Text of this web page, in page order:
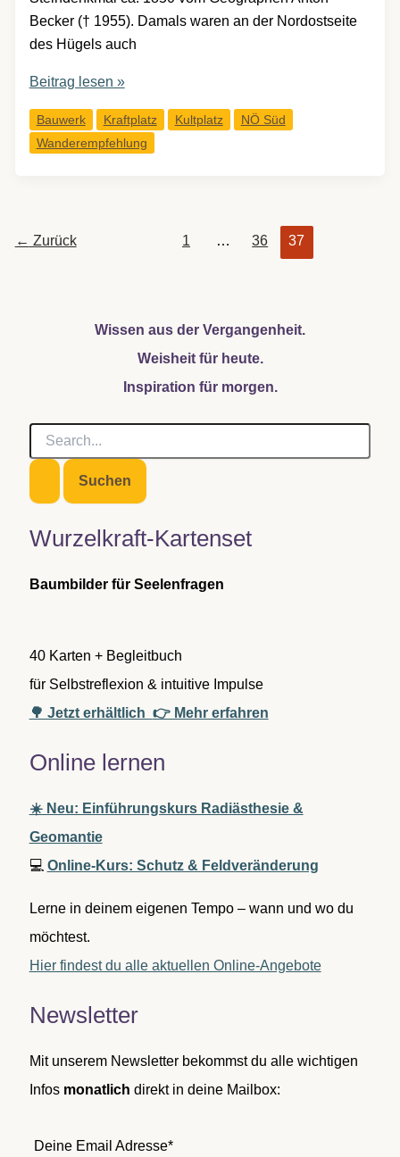
Becker († 1955). Damals waren an der Nordostseite
des Hügels auch
Das
Grab
bei
Beitrag lesen »
Bauwerk Kraftplatz Kultplatz
NÖ Süd
Wanderempfehlung
← Zurück 1 … 36 37
Wissen aus der Vergangenheit.
Weisheit für heute.
Inspiration für morgen.
S
c
e
n
h
Wurzelkraft-Kartenset
Baumbilder für Seelenfragen
40 Karten + Begleitbuch
für Selbstreflexion & intuitive Impulse
🌳 Jetzt erhältlich 👉 Mehr erfahren
Online lernen
☀️ Neu: Einführungskurs Radiästhesie &
Geomantie
💻 Online-Kurs: Schutz & Feldveränderung
Lerne in deinem eigenen Tempo – wann und wo du
möchtest.
Hier findest du alle aktuellen Online-Angebote
Newsletter
Mit unserem Newsletter bekommst du alle wichtigen
Infos monatlich direkt in deine Mailbox:
Deine Email Adresse*